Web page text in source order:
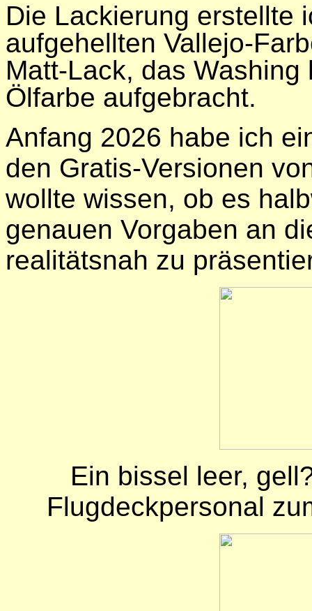
Die Lackierung erstellte
aufgehellten Vallejo-
Matt-Lack, das
Ölfarbe aufgebracht.
Anfang 2026 habe ich
den Gratis-Versionen
wollte wissen, ob es
genauen Vorgaben an
realitätsnah zu
Ein bissel leer,
Flugdeckpersonal